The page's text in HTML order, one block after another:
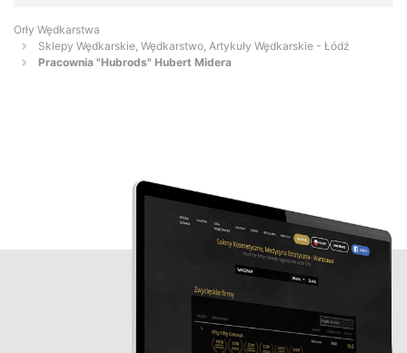
Orły Wędkarstwa
Sklepy Wędkarskie, Wędkarstwo, Artykuły Wędkarskie - Łódź
Pracownia "Hubrods" Hubert Midera